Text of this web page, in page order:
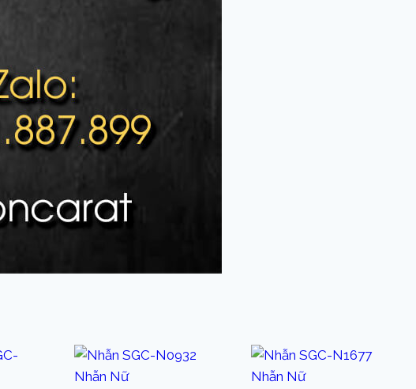
Nhẫn Nữ Nhẫn Nữ